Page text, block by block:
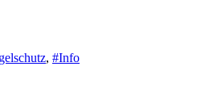
, #Info